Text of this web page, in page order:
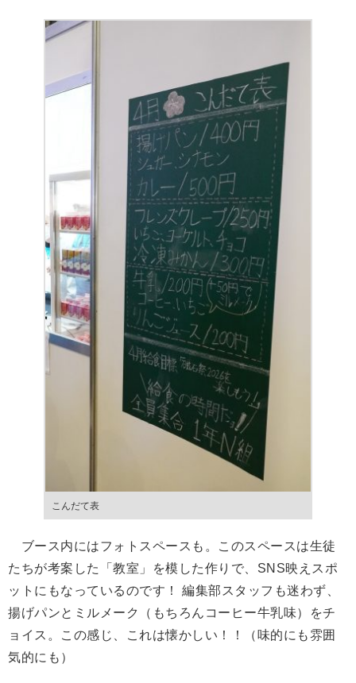
こんだて表
ブース内にはフォトスペースも。このスペースは生徒
たちが考案した「教室」を模した作りで、SNS映えスポ
ットにもなっているのです！ 編集部スタッフも迷わず、
揚げパンとミルメーク（もちろんコーヒー牛乳味）をチ
ョイス。この感じ、これは懐かしい！！（味的にも雰囲
気的にも）